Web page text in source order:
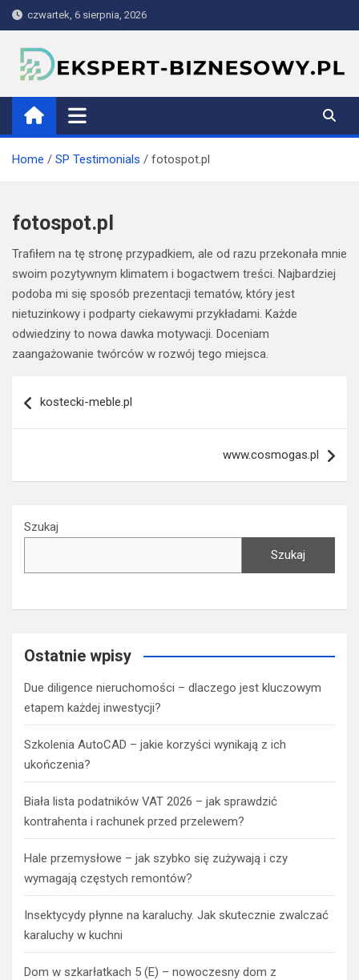
Skip
to
content
czwartek, 6 sierpnia, 2026
ekspert-biznesowy.pl
Home SP Testimonials fotospot.pl
fotospot.pl
Trafiłem na tę stronę przypadkiem, ale od razu przekonała mnie
swoim pozytywnym klimatem i bogactwem treści. Najbardziej
podoba mi się sposób prezentacji tematów, który jest
nietuzinkowy i podparty ciekawymi przykładami. Każde
odwiedziny to nowa dawka motywacji. Doceniam
zaangażowanie twórców w rozwój tego miejsca.
wpisu
kostecki-meble.pl
www.cosmogas.pl
Szukaj
Szukaj
Ostatnie wpisy
Due diligence nieruchomości – dlaczego jest kluczowym
etapem każdej inwestycji?
Szkolenia AutoCAD – jakie korzyści wynikają z ich
ukończenia?
Biała lista podatników VAT 2026 – jak sprawdzić
kontrahenta i rachunek przed przelewem?
Hale przemysłowe – jak szybko się zużywają i czy
wymagają częstych remontów?
Insektycydy płynne na karaluchy. Jak skutecznie zwalczać
karaluchy w kuchni
Dom w szkarłatkach 5 (E) – nowoczesny dom z